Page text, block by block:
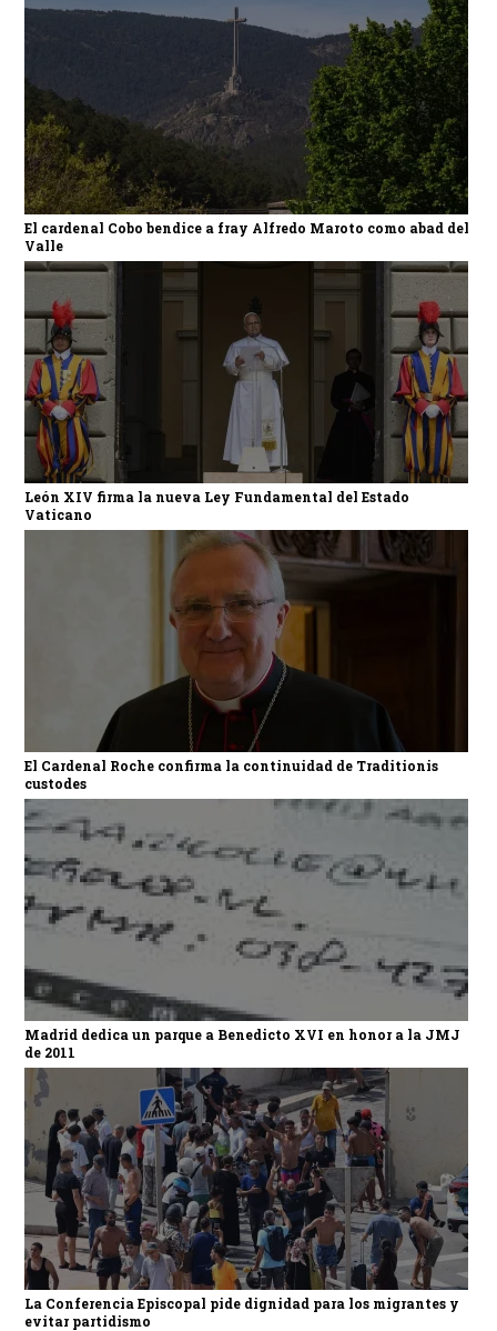
El cardenal Cobo bendice a fray Alfredo Maroto como abad del
Valle
León XIV firma la nueva Ley Fundamental del Estado
Vaticano
El Cardenal Roche confirma la continuidad de Traditionis
custodes
Madrid dedica un parque a Benedicto XVI en honor a la JMJ
de 2011
La Conferencia Episcopal pide dignidad para los migrantes y
evitar partidismo